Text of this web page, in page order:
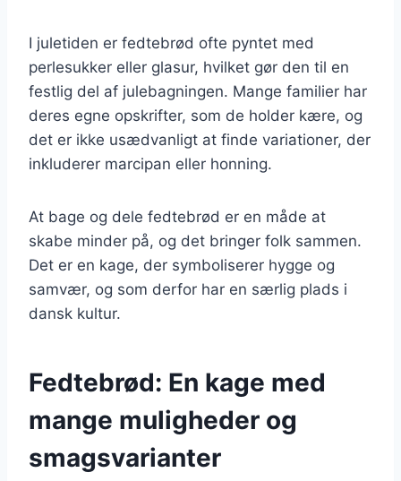
I juletiden er fedtebrød ofte pyntet med
perlesukker eller glasur, hvilket gør den til en
festlig del af julebagningen. Mange familier har
deres egne opskrifter, som de holder kære, og
det er ikke usædvanligt at finde variationer, der
inkluderer marcipan eller honning.
At bage og dele fedtebrød er en måde at
skabe minder på, og det bringer folk sammen.
Det er en kage, der symboliserer hygge og
samvær, og som derfor har en særlig plads i
dansk kultur.
Fedtebrød: En kage med
mange muligheder og
smagsvarianter